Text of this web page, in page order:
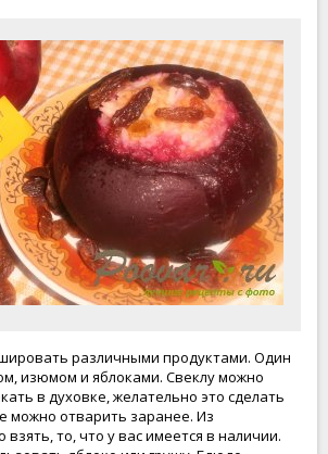
различными продуктами. Один
изюмом и яблоками. Свеклу можно
в духовке, желательно это сделать
можно отварить заранее. Из
то, что у вас имеется в наличии.